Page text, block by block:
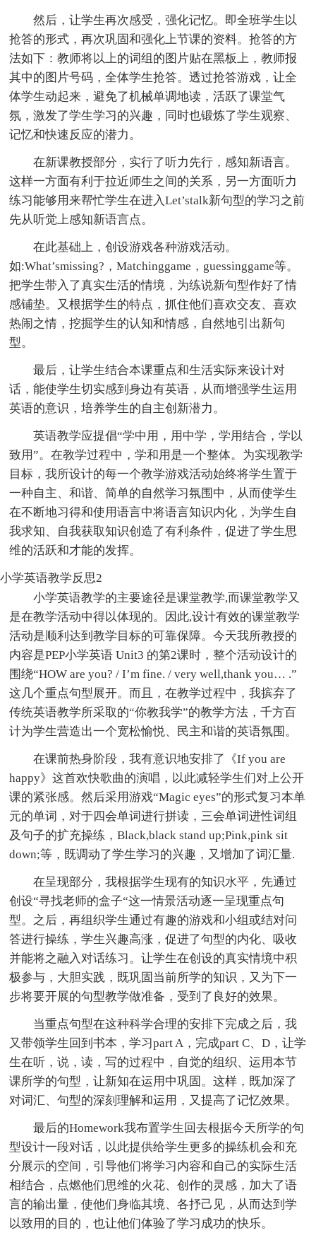
然后，让学生再次感受，强化记忆。即全班学生以
抢答的形式，再次巩固和强化上节课的资料。抢答的方
法如下：教师将以上的词组的图片贴在黑板上，教师报
其中的图片号码，全体学生抢答。透过抢答游戏，让全
体学生动起来，避免了机械单调地读，活跃了课堂气
氛，激发了学生学习的兴趣，同时也锻炼了学生观察、
记忆和快速反应的潜力。
在新课教授部分，实行了听力先行，感知新语言。
这样一方面有利于拉近师生之间的关系，另一方面听力
练习能够用来帮忙学生在进入Let’stalk新句型的学习之前
先从听觉上感知新语言点。
在此基础上，创设游戏各种游戏活动。
如:What’smissing?，Matchinggame，guessinggame等。
把学生带入了真实生活的情境，为练说新句型作好了情
感铺垫。又根据学生的特点，抓住他们喜欢交友、喜欢
热闹之情，挖掘学生的认知和情感，自然地引出新句
型。
最后，让学生结合本课重点和生活实际来设计对
话，能使学生切实感到身边有英语，从而增强学生运用
英语的意识，培养学生的自主创新潜力。
英语教学应提倡“学中用，用中学，学用结合，学以
致用”。在教学过程中，学和用是一个整体。为实现教学
目标，我所设计的每一个教学游戏活动始终将学生置于
一种自主、和谐、简单的自然学习氛围中，从而使学生
在不断地习得和使用语言中将语言知识内化，为学生自
我求知、自我获取知识创造了有利条件，促进了学生思
维的活跃和才能的发挥。
小学英语教学反思2
小学英语教学的主要途径是课堂教学,而课堂教学又
是在教学活动中得以体现的。因此,设计有效的课堂教学
活动是顺利达到教学目标的可靠保障。今天我所教授的
内容是PEP小学英语 Unit3 的第2课时，整个活动设计的
围绕“HOW are you? / I’m fine. / very well,thank you… .”
这几个重点句型展开。而且，在教学过程中，我摈弃了
传统英语教学所采取的“你教我学”的教学方法，千方百
计为学生营造出一个宽松愉悦、民主和谐的英语氛围。
在课前热身阶段，我有意识地安排了《If you are
happy》这首欢快歌曲的演唱，以此减轻学生们对上公开
课的紧张感。然后采用游戏“Magic eyes”的形式复习本单
元的单词，对于四会单词进行拼读，三会单词进性词组
及句子的扩充操练，Black,black stand up;Pink,pink sit
down;等，既调动了学生学习的兴趣，又增加了词汇量.
在呈现部分，我根据学生现有的知识水平，先通过
创设“寻找老师的盒子“这一情景活动逐一呈现重点句
型。之后，再组织学生通过有趣的游戏和小组或结对问
答进行操练，学生兴趣高涨，促进了句型的内化、吸收
并能将之融入对话练习。让学生在创设的真实情境中积
极参与，大胆实践，既巩固当前所学的知识，又为下一
步将要开展的句型教学做准备，受到了良好的效果。
当重点句型在这种科学合理的安排下完成之后，我
又带领学生回到书本，学习part A，完成part C、D，让学
生在听，说，读，写的过程中，自觉的组织、运用本节
课所学的句型，让新知在运用中巩固。这样，既加深了
对词汇、句型的深刻理解和运用，又提高了记忆效果。
最后的Homework我布置学生回去根据今天所学的句
型设计一段对话，以此提供给学生更多的操练机会和充
分展示的空间，引导他们将学习内容和自己的实际生活
相结合，点燃他们思维的火花、创作的灵感，加大了语
言的输出量，使他们身临其境、各抒己见，从而达到学
以致用的目的，也让他们体验了学习成功的快乐。